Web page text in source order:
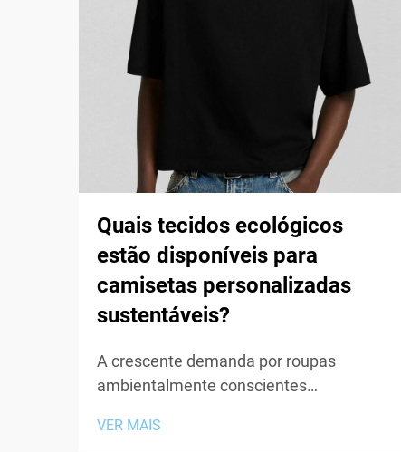
Quais tecidos ecológicos
estão disponíveis para
camisetas personalizadas
sustentáveis?
A crescente demanda por roupas
ambientalmente conscientes
marcas e fabricantes a explorar materiais
VER MAIS